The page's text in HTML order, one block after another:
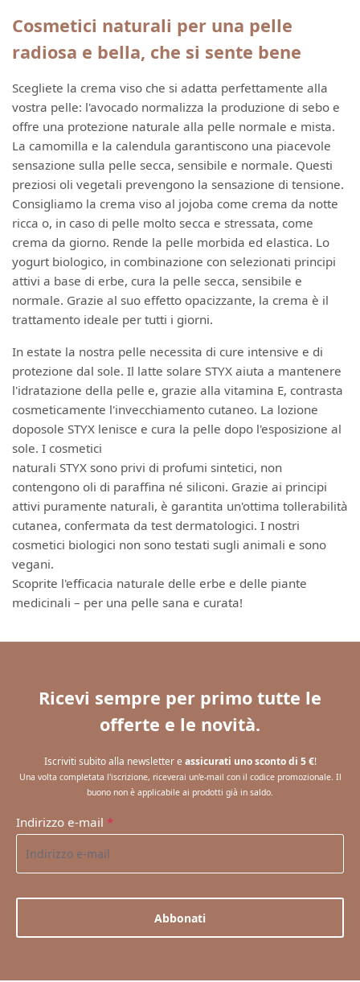
Cosmetici naturali per una pelle
radiosa e bella, che si sente bene
Scegliete la crema viso che si adatta perfettamente alla
vostra pelle: l'avocado normalizza la produzione di sebo e
offre una protezione naturale alla pelle normale e mista.
La camomilla e la calendula garantiscono una piacevole
sensazione sulla pelle secca, sensibile e normale. Questi
preziosi oli vegetali prevengono la sensazione di tensione.
Consigliamo la crema viso al jojoba come crema da notte
ricca o, in caso di pelle molto secca e stressata, come
crema da giorno. Rende la pelle morbida ed elastica. Lo
yogurt biologico, in combinazione con selezionati principi
attivi a base di erbe, cura la pelle secca, sensibile e
normale. Grazie al suo effetto opacizzante, la crema è il
trattamento ideale per tutti i giorni.
In estate la nostra pelle necessita di cure intensive e di
protezione dal sole. Il latte solare STYX aiuta a mantenere
l'idratazione della pelle e, grazie alla vitamina E, contrasta
cosmeticamente l'invecchiamento cutaneo. La lozione
doposole STYX lenisce e cura la pelle dopo l'esposizione al
sole. I cosmetici
naturali STYX sono privi di profumi sintetici, non
contengono oli di paraffina né siliconi. Grazie ai principi
attivi puramente naturali, è garantita un'ottima tollerabilità
cutanea, confermata da test dermatologici. I nostri
cosmetici biologici non sono testati sugli animali e sono
vegani.
Scoprite l'efficacia naturale delle erbe e delle piante
medicinali – per una pelle sana e curata!
Ricevi sempre per primo tutte le
offerte e le novità.
Iscriviti subito alla newsletter e assicurati uno sconto di 5 €!
Una volta completata l'iscrizione, riceverai un'e-mail con il codice promozionale. Il
buono non è applicabile ai prodotti già in saldo.
Indirizzo e-mail *
Abbonati